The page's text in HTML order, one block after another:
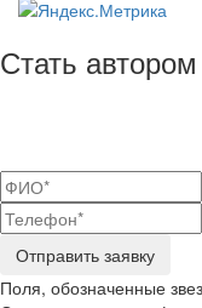
Стать
Отправить заявку
Поля, обозначенные